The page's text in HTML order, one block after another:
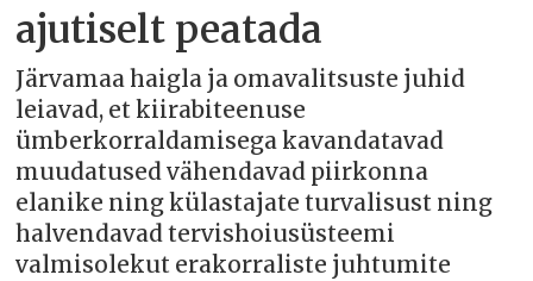
ajutiselt peatada
Järvamaa haigla ja omavalitsuste juhid
leiavad, et kiirabiteenuse
ümberkorraldamisega kavandatavad
muudatused vähendavad piirkonna
elanike ning külastajate turvalisust ning
halvendavad tervishoiusüsteemi
valmisolekut erakorraliste juhtumite